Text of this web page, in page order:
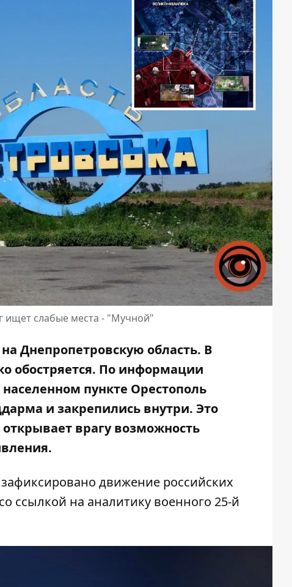
ищет слабые места - "Мучной"
Днепропетровскую область. В
обостряется. По информации
пункте Орестополь
и закрепились внутри. Это
врагу возможность
движение российских
ссылкой на аналитику военного 25-й